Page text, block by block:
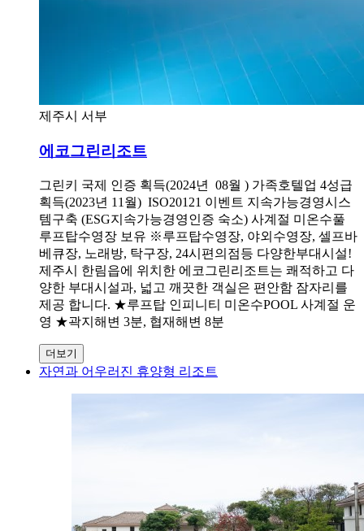
제주시 서부
에코그린리조트
그린키 국제 인증 획득(2024년 08월 ) 가족호텔업 4성급
획득(2023년 11월) ISO20121 이벤트 지속가능경영시스
템구축 (ESG지속가능경영인증 숙소) 사계절 미온수풀
루프탑수영장 보유 ※루프탑수영장, 야외수영장, 셀프바
베큐장, 노래방, 탁구장, 24시편의점등 다양한부대시설!
제주시 한림읍에 위치한 에코그린리조트는 쾌적하고 다
양한 부대시설과, 넓고 깨끗한 객실은 편안함 잠자리를
제공 합니다. ★루프탑 인피니티 미온수POOL 사계절 운
영 ★곽지해변 3분, 협재해변 8분
더보기
자연과 어우러진 휴양형 리조트